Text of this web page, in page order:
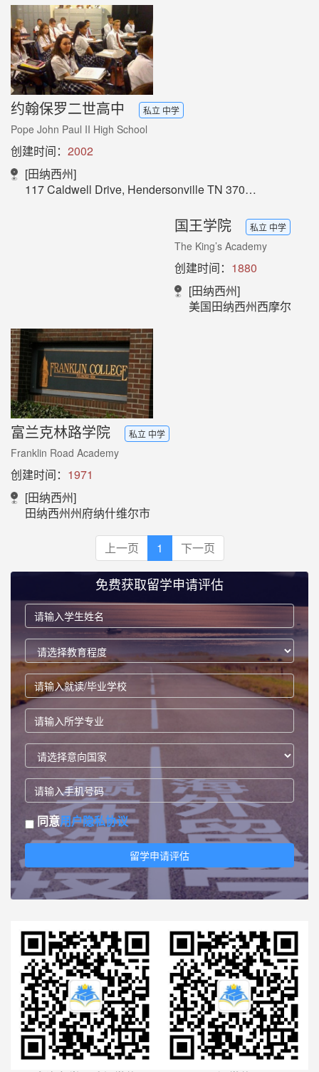
约翰保罗二世高中 私立 中学
Pope John Paul II High School
创建时间： 2002
[田纳西州]
117 Caldwell Drive, Hendersonville TN 37075
国王学院 私立 中学
The King’s Academy
创建时间： 1880
[田纳西州]
美国田纳西州西摩尔
富兰克林路学院 私立 中学
Franklin Road Academy
创建时间： 1971
[田纳西州]
田纳西州州府纳什维尔市
上一页 1 下一页
免费获取留学申请评估
同意用户隐私协议
留学申请评估